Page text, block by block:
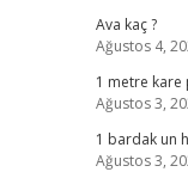
Ava kaç ?
Ağustos 4,
1 metre kare
Ağustos 3,
1 bardak un
Ağustos 3,